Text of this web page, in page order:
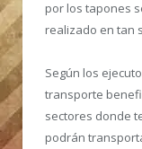
por los tapones
realizado en tan
Según los
transporte
sectores donde
podrán